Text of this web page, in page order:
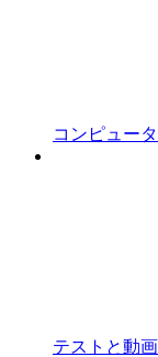
コンピュー
テストと動